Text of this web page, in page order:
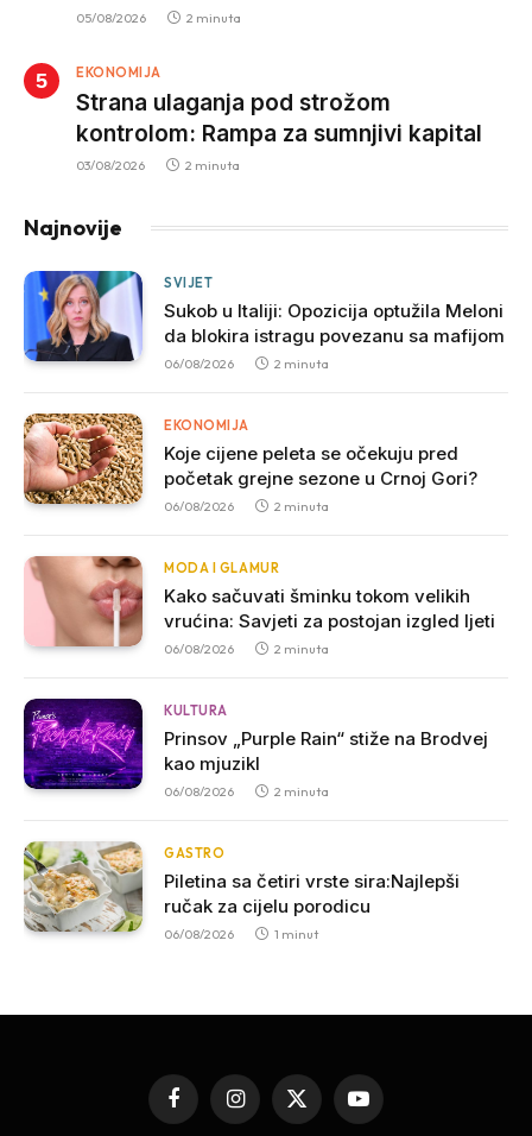
05/08/2026 2 minuta
EKONOMIJA
Strana ulaganja pod strožom
kontrolom: Rampa za sumnjivi kapital
03/08/2026 2 minuta
Najnovije
SVIJET
Sukob u Italiji: Opozicija optužila Meloni
da blokira istragu povezanu sa mafijom
06/08/2026 2 minuta
EKONOMIJA
Koje cijene peleta se očekuju pred
početak grejne sezone u Crnoj Gori?
06/08/2026 2 minuta
MODA I GLAMUR
Kako sačuvati šminku tokom velikih
vrućina: Savjeti za postojan izgled ljeti
06/08/2026 2 minuta
KULTURA
Prinsov „Purple Rain“ stiže na Brodvej
kao mjuzikl
06/08/2026 2 minuta
GASTRO
Piletina sa četiri vrste sira:Najlepši
ručak za cijelu porodicu
06/08/2026 1 minut
FacebookInstagram
X
(Twitter)
YouTube